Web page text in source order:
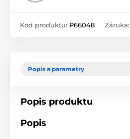
Kód produktu: P66048 Záruka:
Popis a parametry
Popis produktu
Popis